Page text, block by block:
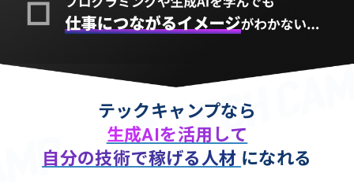
テックキャンプなら
生成AIを活用して
自分の技術で稼げる人材 になれる